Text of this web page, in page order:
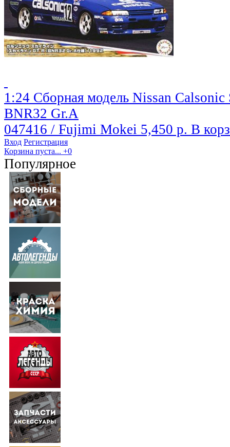
1:24 Сборная модель Nissan
BNR32 Gr.A
047416 / Fujimi Mokei 5,450 р. В
Вход Регистрация
Корзина пуста... +0
Популярное